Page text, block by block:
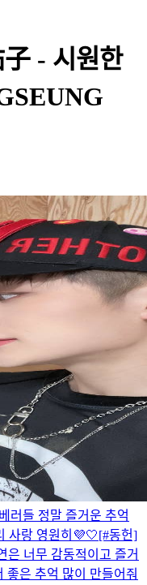
- 시원한
러들 정말 즐거운 추억
사랑 영원히💜🤍[#동헌]
은 너무 감동적이고 즐거
은 추억 많이 만들어줘